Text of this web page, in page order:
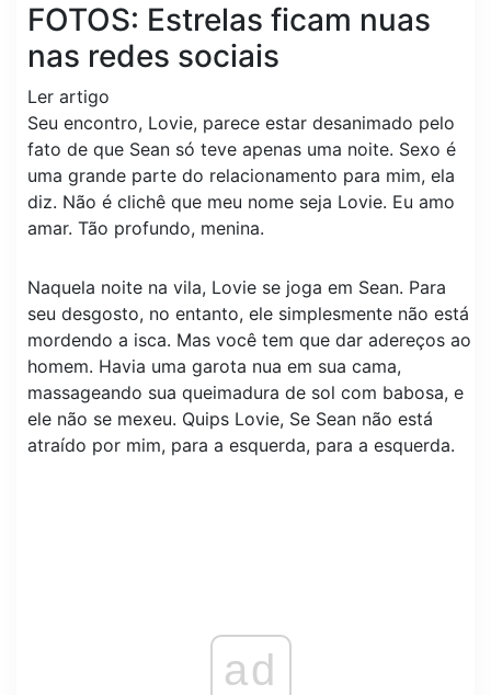
FOTOS: Estrelas ficam nuas
nas redes sociais
Ler artigo
Seu encontro, Lovie, parece estar desanimado pelo
fato de que Sean só teve apenas uma noite. Sexo é
uma grande parte do relacionamento para mim, ela
diz. Não é clichê que meu nome seja Lovie. Eu amo
amar. Tão profundo, menina.
Naquela noite na vila, Lovie se joga em Sean. Para
seu desgosto, no entanto, ele simplesmente não está
mordendo a isca. Mas você tem que dar adereços ao
homem. Havia uma garota nua em sua cama,
massageando sua queimadura de sol com babosa, e
ele não se mexeu. Quips Lovie, Se Sean não está
atraído por mim, para a esquerda, para a esquerda.
ad